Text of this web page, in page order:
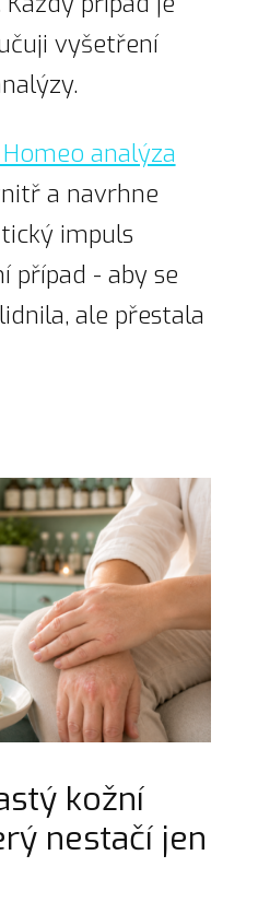
vyšetření
analýza
a navrhne
impuls
případ - aby se
ale přestala
kožní
nestačí jen